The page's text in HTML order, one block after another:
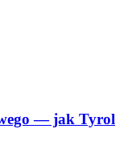
— jak Tyrol